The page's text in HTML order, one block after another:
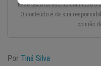
Esse texto foi escrito com todo o
O conteúdo é da sua
opinião
Por Tiná Silva